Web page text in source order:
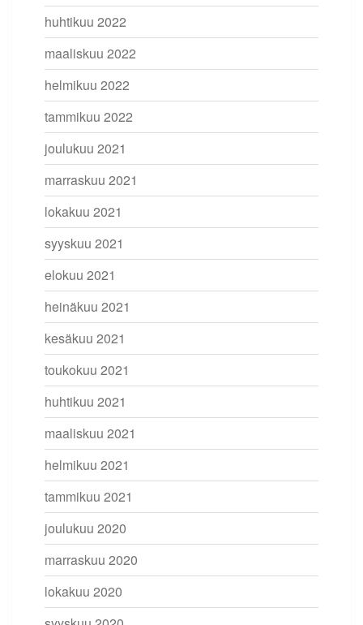
huhtikuu 2022
maaliskuu 2022
helmikuu 2022
tammikuu 2022
joulukuu 2021
marraskuu 2021
lokakuu 2021
syyskuu 2021
elokuu 2021
heinäkuu 2021
kesäkuu 2021
toukokuu 2021
huhtikuu 2021
maaliskuu 2021
helmikuu 2021
tammikuu 2021
joulukuu 2020
marraskuu 2020
lokakuu 2020